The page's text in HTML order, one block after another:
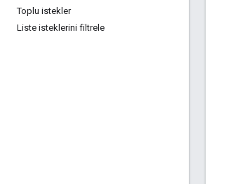
Toplu istekler
Liste isteklerini filtrele